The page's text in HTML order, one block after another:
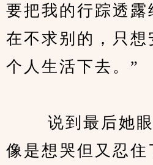
要把我的行踪透露
在不求别的，只想
个人生活下去。”
说到最后她眼
像是想哭但又忍住